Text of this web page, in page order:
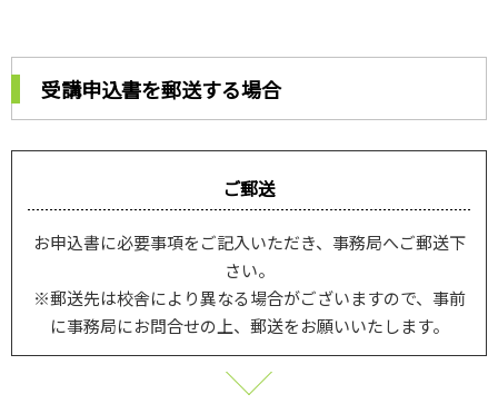
受講申込書を郵送する場合
ご郵送
お申込書に必要事項をご記入いただき、事務局へご郵送下
さい。
※郵送先は校舎により異なる場合がございますので、事前
に事務局にお問合せの上、郵送をお願いいたします。